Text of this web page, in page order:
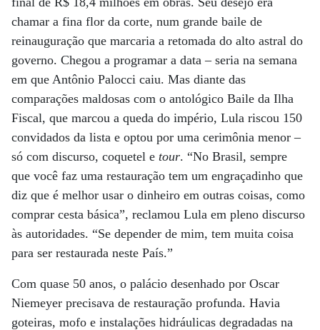
chamar a fina flor da corte, num grande baile de
reinauguração que marcaria a retomada do alto astral do
governo. Chegou a programar a data – seria na semana
em que Antônio Palocci caiu. Mas diante das
comparações maldosas com o antológico Baile da Ilha
Fiscal, que marcou a queda do império, Lula riscou 150
convidados da lista e optou por uma cerimônia menor –
só com discurso, coquetel e tour. “No Brasil, sempre
que você faz uma restauração tem um engraçadinho que
diz que é melhor usar o dinheiro em outras coisas, como
comprar cesta básica”, reclamou Lula em pleno discurso
às autoridades. “Se depender de mim, tem muita coisa
para ser restaurada neste País.”
Com quase 50 anos, o palácio desenhado por Oscar
Niemeyer precisava de restauração profunda. Havia
goteiras, mofo e instalações hidráulicas degradadas na